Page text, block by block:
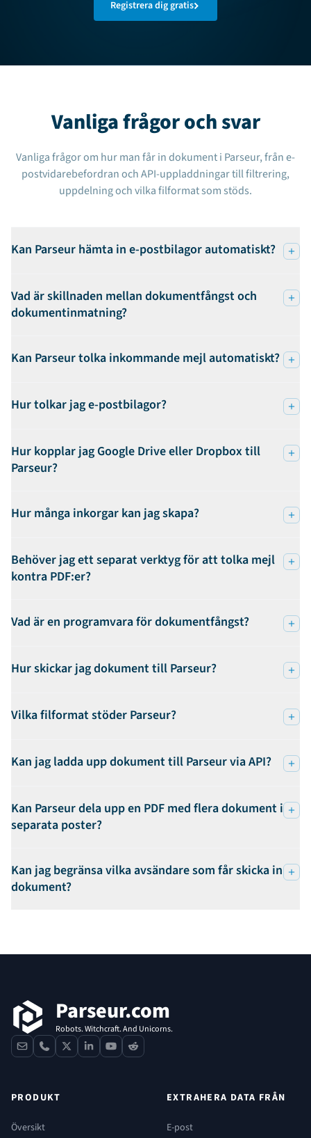
Registrera dig gratis
Vanliga frågor och svar
Vanliga frågor om hur man får in dokument i Parseur, från e-
postvidarebefordran och API-uppladdningar till filtrering,
uppdelning och vilka filformat som stöds.
Kan Parseur hämta in e-postbilagor automatiskt?
Vad är skillnaden mellan dokumentfångst och
dokumentinmatning?
Kan Parseur tolka inkommande mejl automatiskt?
Hur tolkar jag e-postbilagor?
Hur kopplar jag Google Drive eller Dropbox till
Parseur?
Hur många inkorgar kan jag skapa?
Behöver jag ett separat verktyg för att tolka mejl
kontra PDF:er?
Vad är en programvara för dokumentfångst?
Hur skickar jag dokument till Parseur?
Vilka filformat stöder Parseur?
Kan jag ladda upp dokument till Parseur via API?
Kan Parseur dela upp en PDF med flera dokument i
separata poster?
Kan jag begränsa vilka avsändare som får skicka in
dokument?
Parseur.com
Robots. Witchcraft. And Unicorns.
contactphone
x linkedinyoutube
reddit
PRODUKT
Översikt
EXTRAHERA DATA FRÅN
E-post